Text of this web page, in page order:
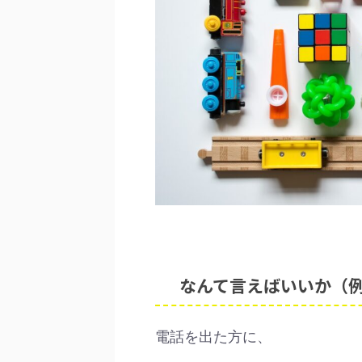
なんて言えばいいか（
電話を出た方に、